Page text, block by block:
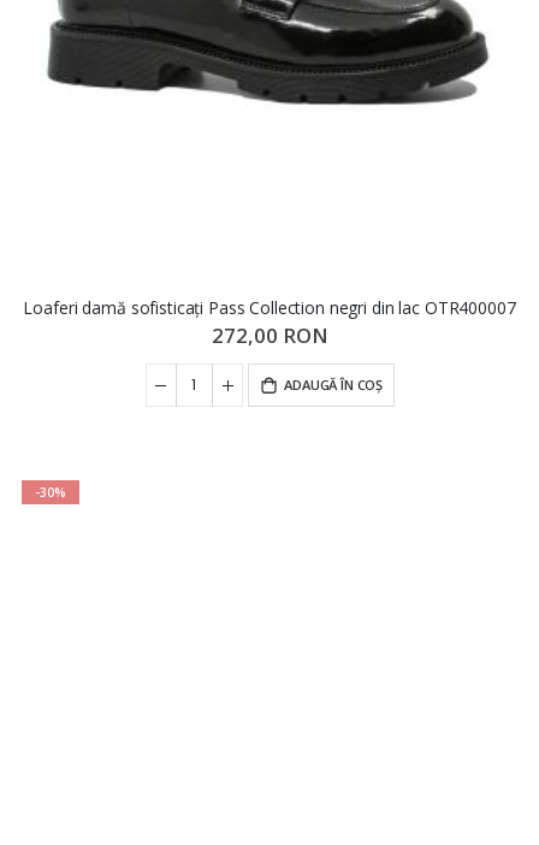
Loaferi damă sofisticați Pass Collection negri din lac OTR400007
272,00 RON
ADAUGĂ ÎN COȘ
-30%